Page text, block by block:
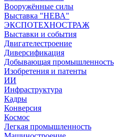
Вооружённые силы
Выставка "НЕВА"
ЭКСПОТЕХНОСТРАЖ
Выставки и события
Двигателестроение
Диверсификация
Добывающая промышленность
Изобретения и патенты
ИИ
Инфраструктура
Кадры
Конверсия
Космос
Легкая промышленность